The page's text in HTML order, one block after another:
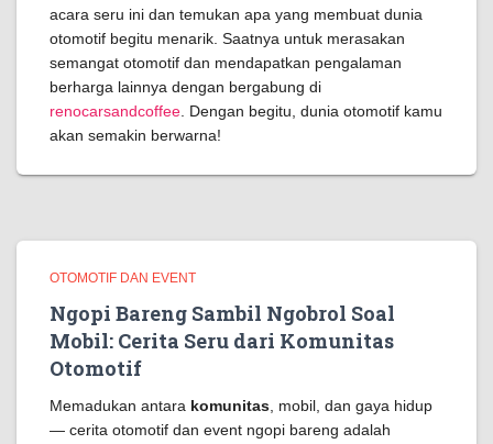
acara seru ini dan temukan apa yang membuat dunia
otomotif begitu menarik. Saatnya untuk merasakan
semangat otomotif dan mendapatkan pengalaman
berharga lainnya dengan bergabung di
renocarsandcoffee . Dengan begitu, dunia otomotif kamu
akan semakin berwarna!
OTOMOTIF DAN EVENT
Ngopi Bareng Sambil Ngobrol Soal
Mobil: Cerita Seru dari Komunitas
Otomotif
Memadukan antara komunitas , mobil, dan gaya hidup
— cerita otomotif dan event ngopi bareng adalah